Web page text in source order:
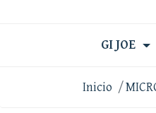
GI JOE
Inicio